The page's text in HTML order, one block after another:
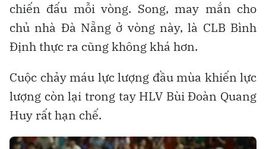
chiến đấu mỗi vòng. Song, may mắn cho
chủ nhà Đà Nẵng ở vòng này, là CLB Bình
Định thực ra cũng không khá hơn.
Cuộc chảy máu lực lượng đầu mùa khiến lực
lượng còn lại trong tay HLV Bùi Đoàn Quang
Huy rất hạn chế.